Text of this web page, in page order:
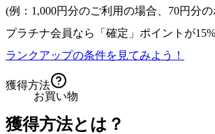
(例：1,000円分のご利用の場合、 70円分
プラチナ会員なら
「確定」 ポイントが
ランクアップの条件を見てみよう！
獲得方法
お買い物
獲得方法とは？